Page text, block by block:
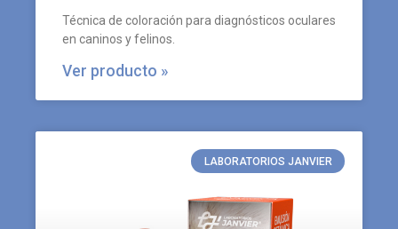
Técnica de coloración para diagnósticos oculares
en caninos y felinos.
Ver producto »
LABORATORIOS JANVIER